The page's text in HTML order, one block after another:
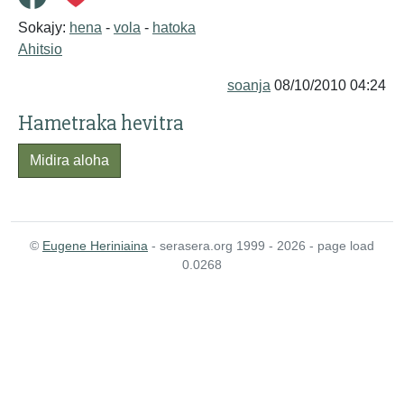
Sokajy: hena - vola - hatoka
Ahitsio
soanja 08/10/2010 04:24
Hametraka hevitra
Midira aloha
© Eugene Heriniaina - serasera.org 1999 - 2026 - page load
0.0268